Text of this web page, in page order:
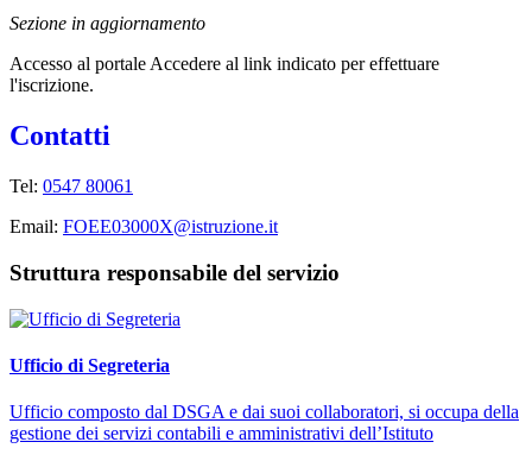
Sezione in aggiornamento
Accesso al portale Accedere al link indicato per effettuare
l'iscrizione.
Contatti
Tel: 0547 80061
Email: FOEE03000X@istruzione.it
Struttura responsabile del servizio
Ufficio di Segreteria
Ufficio composto dal DSGA e dai suoi collaboratori, si occupa della
gestione dei servizi contabili e amministrativi dell’Istituto